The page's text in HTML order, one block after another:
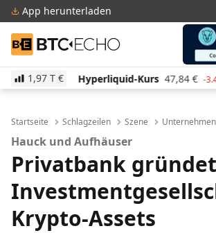
App herunterladen
BTC-ECHO
1,97 T €
Hyperliquid-Kurs 47,84 € -3.40% Solana-
Startseite Schlagzeilen Szene Unternehmen
Hauck und Aufhäuser
Privatbank gründet
Krypto-Assets